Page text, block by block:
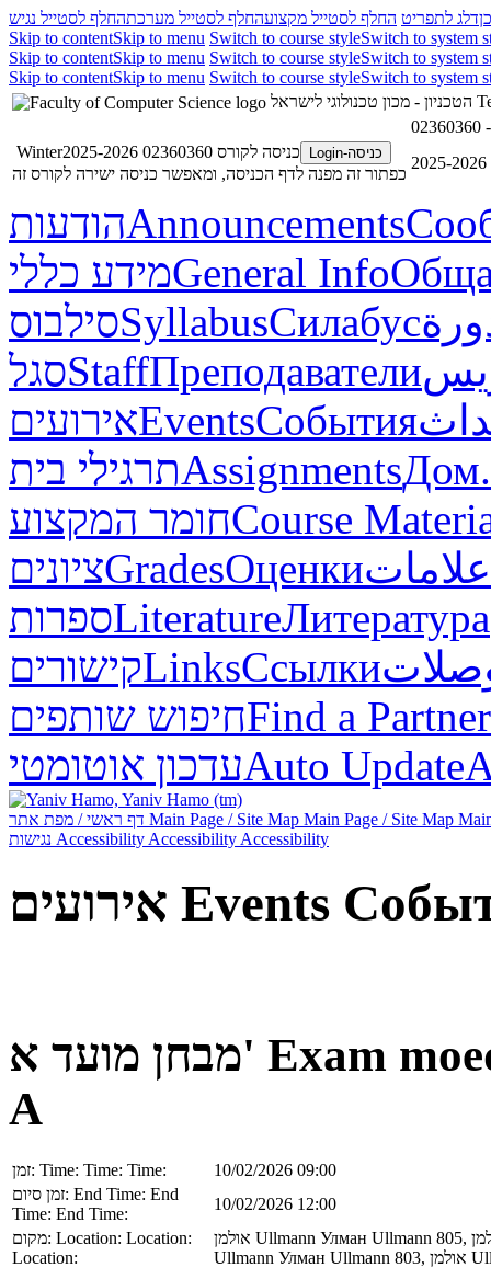
דלג לתפריט החלף לסטייל מקצועהחלף לסטייל מערכתהחלף לסטייל נגיש
Skip to contentSkip to menu Switch to course styleSwitch to system
Skip to contentSkip to menu Switch to course styleSwitch to system
Skip to contentSkip to menu Switch to course styleSwitch to system
כניסה-Login
כניסה לקורס 02360360 Winter2025-2026
כפתור זה מפנה לדף הכניסה, ומאפשר כניסה ישירה לקורס זה
הודעותAnnouncements
מידע כלליGeneral Info
סילבוסSyllabusСилабус
סגלStaffПреподаватели
אירועיםEventsСобытия
תרגילי ביתAssignmentsДом.
חומר המקצועCourse
ציוניםGradesОценкиعلامات
ספרותLiteratureЛитература
קישוריםLinksСсылки
חיפוש שותפיםFind a Partner
עדכון אוטומטיAuto Update
Main Page / Site Map Main Page / Site Map
Accessibility Accessibility Accessibility
אירועים Events
מבחן מועד א' Exam
A
זמן: Time: Time: Time:
10/02/2026 09:00
זמן סיום: End Time: End
Time: End Time:
10/02/2026 12:00
מקום: Location: Location:
Location:
אולמן Ullmann Улман Ullmann 805,
Ullmann Улман Ullmann 803, אולמן